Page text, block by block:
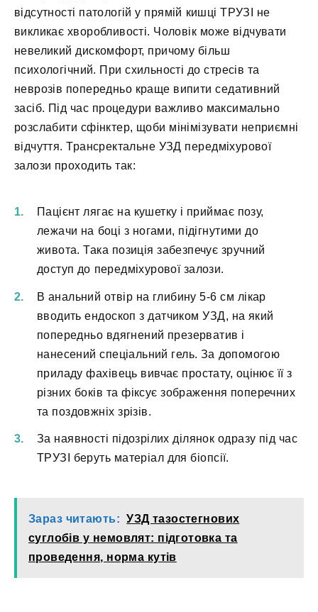
відсутності патологій у прямій кишці ТРУЗІ не
викликає хворобливості. Чоловік може відчувати
невеликий дискомфорт, причому більш
психологічний. При схильності до стресів та
неврозів попередньо краще випити седативний
засіб. Під час процедури важливо максимально
розслабити сфінктер, щоби мінімізувати неприємні
відчуття. Трансректальне УЗД передміхурової
залози проходить так:
Пацієнт лягає на кушетку і приймає позу,
лежачи на боці з ногами, підігнутими до
живота. Така позиція забезпечує зручний
доступ до передміхурової залози.
В анальний отвір на глибину 5-6 см лікар
вводить ендоскоп з датчиком УЗД, на який
попередньо вдягнений презерватив і
нанесений спеціальний гель. За допомогою
приладу фахівець вивчає простату, оцінює її з
різних боків та фіксує зображення поперечних
та поздовжніх зрізів.
За наявності підозрілих ділянок одразу під час
ТРУЗІ беруть матеріал для біопсії.
Зараз читають: УЗД тазостегнових
суглобів у немовлят: підготовка та
проведення, норма кутів